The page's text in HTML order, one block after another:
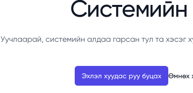
Уучлаарай, системийн алдаа гарсан тул та
Эхлэл хуудас руу буцах Өмнөх